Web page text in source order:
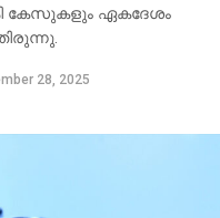
കമ്പനിയുടെ
ചിത്രമാണ്.
കേസുകളും ഏകദേശം
28, 2025